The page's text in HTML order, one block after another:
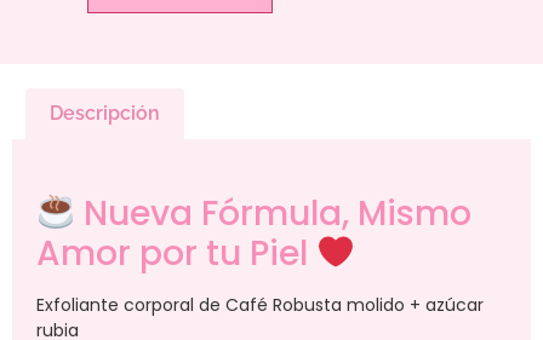
Descripción
Nueva Fórmula, Mismo
Amor por tu Piel
Exfoliante corporal de Café Robusta molido + azúcar
rubia